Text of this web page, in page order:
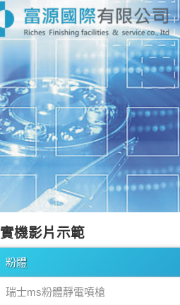
實機影片示範
粉體
瑞士ms粉體靜電噴槍